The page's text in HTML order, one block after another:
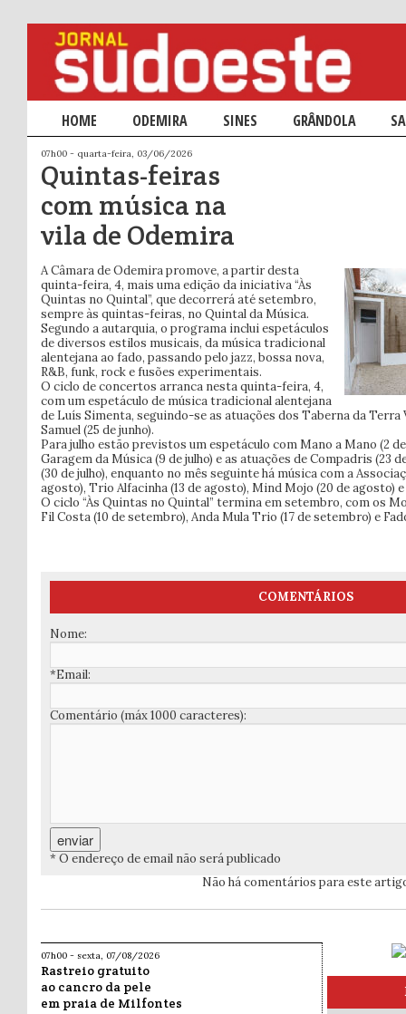
Menu principal
SALTAR PARA O CONTEÚDO PRIMÁRIO
SALTAR PARA O CONTEÚDO SECUNDÁRIO
HOME ODEMIRA SINES GRÂNDOLA
07h00 - quarta-feira, 03/06/2026
Quintas-feiras
com música na
vila de Odemira
A Câmara de Odemira promove, a partir desta
quinta-feira, 4, mais uma edição da iniciativa “Às
Quintas no Quintal”, que decorrerá até setembro,
sempre às quintas-feiras, no Quintal da Música.
Segundo a autarquia, o programa inclui espetáculos
de diversos estilos musicais, da música tradicional
alentejana ao fado, passando pelo jazz, bossa nova,
R&B, funk, rock e fusões experimentais.
O ciclo de concertos arranca nesta quinta-feira, 4,
com um espetáculo de música tradicional alentejana
de Luís Simenta, seguindo-se as atuações dos Taberna da Terra
Samuel (25 de junho).
Para julho estão previstos um espetáculo com Mano a Mano (2
Garagem da Música (9 de julho) e as atuações de Compadris (23
(30 de julho), enquanto no mês seguinte há música com a
agosto), Trio Alfacinha (13 de agosto), Mind Mojo (20 de agosto) e
O ciclo “Às Quintas no Quintal” termina em setembro, com os
Fil Costa (10 de setembro), Anda Mula Trio (17 de setembro) e
COMENTÁRIOS
Nome:
*Email:
Comentário (máx 1000 caracteres):
* O endereço de email não será publicado
Não há comentários para este
07h00 - sexta, 07/08/2026
Rastreio gratuito
ao cancro da pele
em praia de Milfontes